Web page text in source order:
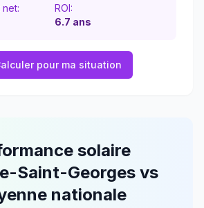
ROI:
6.7 ans
pour ma situation
solaire
Saint-Georges vs
nationale